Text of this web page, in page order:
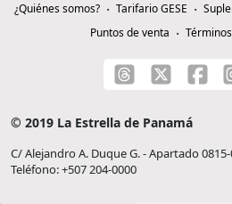
¿Quiénes somos? Tarifario GESE
Puntos de venta
© 2019 La Estrella de Panamá
C/ Alejandro A. Duque G. - Apartado
Teléfono: +507 204-0000